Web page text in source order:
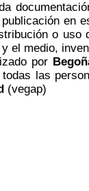
en
o
el medio,
por
las
(vegap)